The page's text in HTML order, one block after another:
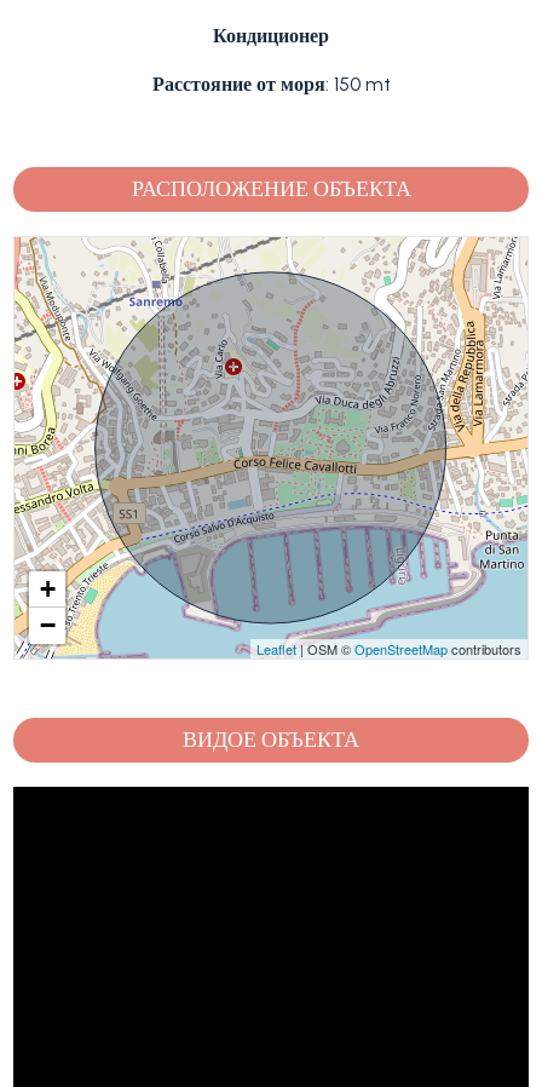
Кондиционер
Расстояние от моря: 150 mt
РАСПОЛОЖЕНИЕ ОБЪЕКТА
+
−
Leaflet| OSM ©OpenStreetMapcontributors
ВИДОЕ ОБЪЕКТА